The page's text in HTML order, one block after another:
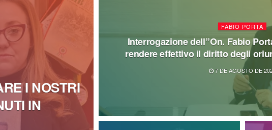
I NOSTRI
IN
FABIO PORTA
Interrogazione dell’’On. Fabio
rendere effettivo il diritto degli
7 DE AGOSTO DE